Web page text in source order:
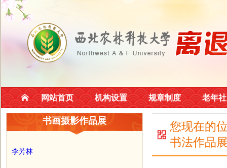
网站首页 机构设置 规章制度 老年
书画摄影作品展
李芳林
您现在的
书法作品